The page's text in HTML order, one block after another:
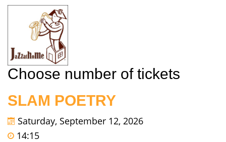
Choose number of tickets
SLAM POETRY
Saturday, September 12, 2026
14:15